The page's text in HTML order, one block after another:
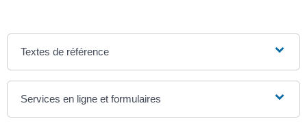
Textes de référence
Services en ligne et formulaires